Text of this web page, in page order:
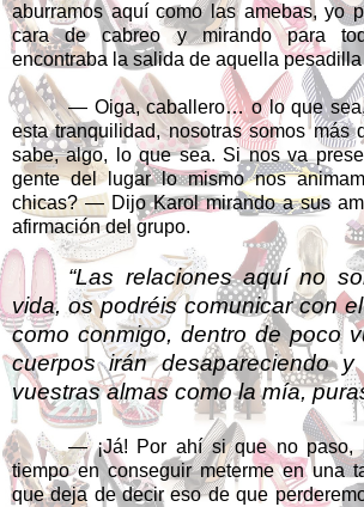
aburramos aquí como las amebas, yo
cara de cabreo y mirando para
encontraba la salida de aquella
— Oiga, caballero… o lo que
esta tranquilidad, nosotras somos más
sabe, algo, lo que sea. Si nos va
gente del lugar lo mismo nos
chicas? — Dijo Karol mirando a sus
afirmación del grupo.
“Las relaciones aquí no
vida, os podréis comunicar con
como conmigo, dentro de poco
cuerpos irán desapareciendo
vuestras almas como la mía,
— ¡Já! Por ahí si que no paso,
tiempo en conseguir meterme en una
que deja de decir eso de que